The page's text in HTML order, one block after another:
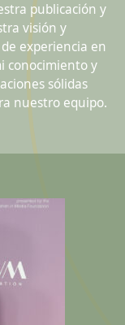
publicación y
visión y
experiencia en
conocimiento y
sólidas
nuestro equipo.